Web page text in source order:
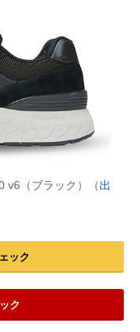
v6（ブラック）（出
ック
ク